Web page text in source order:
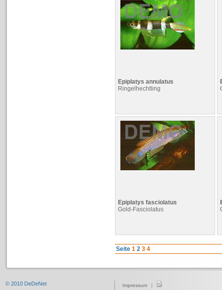
Epiplatys annulatus
Ringelhechtling
Epiplatys fasciolatus
Gold-Fasciolatus
Seite 1 2 3 4
© 2010 DeDeNet Impressum |